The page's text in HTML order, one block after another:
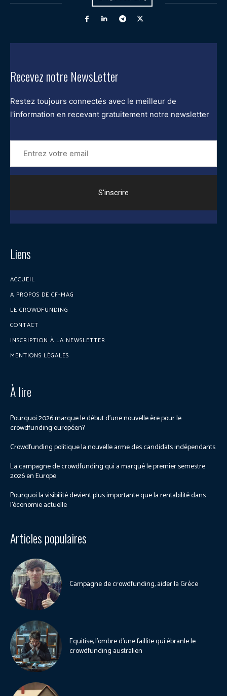
Recevez notre NewsLetter
Restez toujours connectés avec le meilleur de
l'information en recevant gratuitement notre newsletter
Entrez
votre
email
Liens
ACCUEIL
A PROPOS DE CF-MAG
LE CROWDFUNDING
CONTACT
INSCRIPTION À LA NEWSLETTER
MENTIONS LÉGALES
À lire
Pourquoi 2026 marque le début d’une nouvelle ère pour le
crowdfunding européen?
Crowdfunding politique la nouvelle arme des candidats indépendants
La campagne de crowdfunding qui a marqué le premier semestre
2026 en Europe
Pourquoi la visibilité devient plus importante que la rentabilité dans
l’économie actuelle
Articles populaires
Campagne de crowdfunding, aider la Grèce
Equitise, l’ombre d’une faillite qui ébranle le
crowdfunding australien